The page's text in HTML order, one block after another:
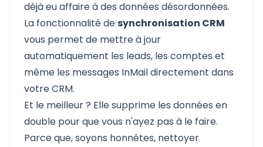
déjà eu affaire à des données désordonnées.
La fonctionnalité desynchronisation CRM
vous permet de mettre à jour
automatiquement les leads, les comptes et
même les messages InMail directement dans
votre CRM.
Et le meilleur ? Elle supprime les données en
double pour que vous n'ayez pas à le faire.
Parce que, soyons honnêtes, nettoyer